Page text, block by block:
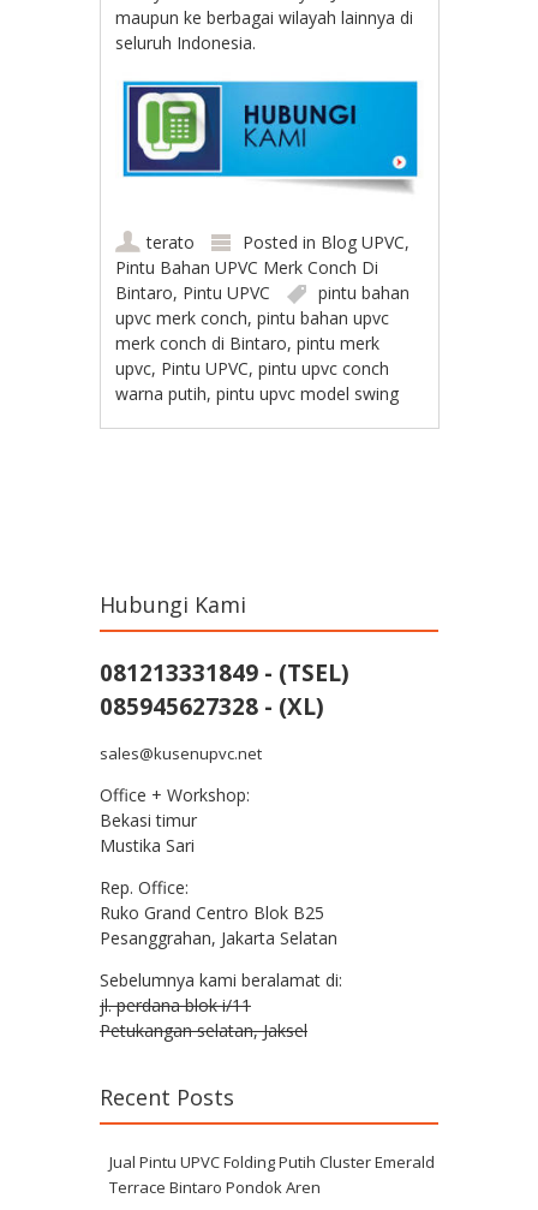
maupun ke berbagai wilayah lainnya di
seluruh Indonesia.
terato Posted in Blog UPVC,
Pintu Bahan UPVC Merk Conch Di
Bintaro, Pintu UPVC
pintu bahan
upvc merk conch,pintu bahan upvc
merk conch di Bintaro,pintu merk
upvc, Pintu UPVC,pintu upvc conch
warna putih,pintu upvc model swing
Hubungi Kami
081213331849 - (TSEL)
085945627328 - (XL)
sales@kusenupvc.net
Office + Workshop:
Bekasi timur
Mustika Sari
Rep. Office:
Ruko Grand Centro Blok B25
Pesanggrahan, Jakarta Selatan
Sebelumnya kami beralamat di:
jl. perdana blok i/11
Petukangan selatan, Jaksel
Recent Posts
Jual Pintu UPVC Folding Putih Cluster Emerald
Terrace Bintaro Pondok Aren